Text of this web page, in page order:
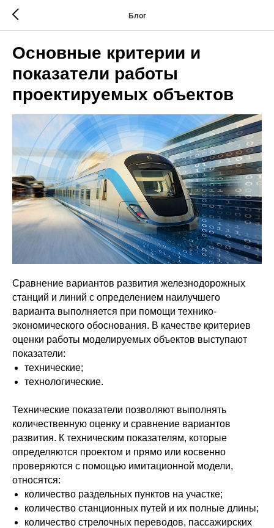
Блог
Основные критерии и
показатели работы
проектируемых объектов
Сравнение вариантов развития железнодорожных
станций и линий с определением наилучшего
варианта выполняется при помощи технико-
экономического обоснования. В качестве критериев
оценки работы моделируемых объектов выступают
показатели:
технические;
технологические.
Технические показатели позволяют выполнять
количественную оценку и сравнение вариантов
развития. К техническим показателям, которые
определяются проектом и прямо или косвенно
проверяются с помощью имитационной модели,
относятся:
количество раздельных пунктов на участке;
количество станционных путей и их полные длины;
количество стрелочных переводов, пассажирских